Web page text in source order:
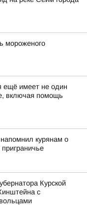
мороженого
ещё имеет не один
включая помощь
курянам о
Курской
с